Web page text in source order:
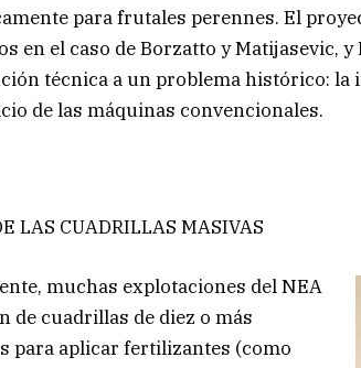
para frutales perennes. El
en el caso de Borzatto y Matijasevic,
técnica a un problema histórico: la
de las máquinas convencionales.
LAS CUADRILLAS MASIVAS
muchas explotaciones del NEA
de cuadrillas de diez o más
para aplicar fertilizantes (como